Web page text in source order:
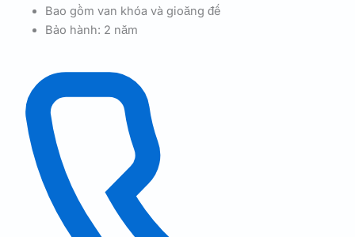
Bao gồm van khóa và gioăng đế
Bảo hành: 2 năm